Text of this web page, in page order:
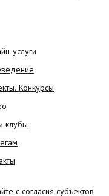
услуги
Конкурсы
клубы
с согласия субъектов